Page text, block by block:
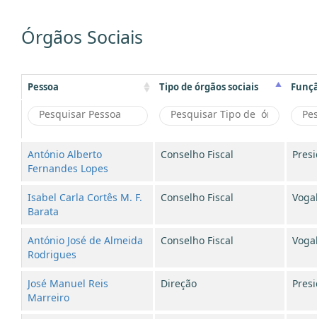
Órgãos Sociais
Pessoa Tipo de órgãos sociais
António Alberto
Fernandes Lopes
Conselho Fiscal
Isabel Carla Cortês M. F.
Barata
Conselho Fiscal
António José de Almeida
Rodrigues
Conselho Fiscal
José Manuel Reis
Marreiro
Direção